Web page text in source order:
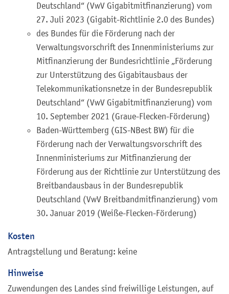
Deutschland“ (VwV Gigabitmitfinanzierung) vom
27. Juli 2023 (Gigabit-Richtlinie 2.0 des Bundes)
des Bundes für die Förderung nach der
Verwaltungsvorschrift des Innenministeriums zur
Mitfinanzierung der Bundesrichtlinie „Förderung
zur Unterstützung des Gigabitausbaus der
Telekommunikationsnetze in der Bundesrepublik
Deutschland“ (VwV Gigabitmitfinanzierung) vom
10. September 2021 (Graue-Flecken-Förderung)
Baden-Württemberg (GIS-NBest BW) für die
Förderung nach der Verwaltungsvorschrift des
Innenministeriums zur Mitfinanzierung der
Förderung aus der Richtlinie zur Unterstützung des
Breitbandausbaus in der Bundesrepublik
Deutschland (VwV Breitbandmitfinanzierung) vom
30. Januar 2019 (Weiße-Flecken-Förderung)
Kosten
Antragstellung und Beratung: keine
Hinweise
Zuwendungen des Landes sind freiwillige Leistungen, auf